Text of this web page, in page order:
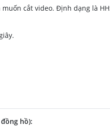
cắt video. Định dạng là
hồ):